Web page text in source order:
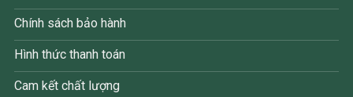
Chính sách bảo hành
Hình thức thanh toán
Cam kết chất lượng